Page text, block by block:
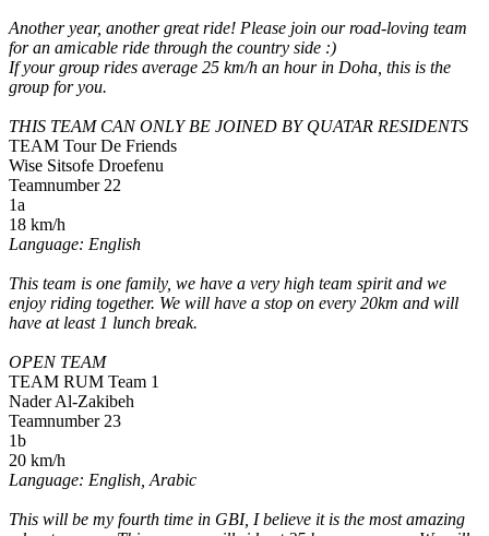
Another year, another great ride! Please join our road-loving team
for an amicable ride through the country side :)
If your group rides average 25 km/h an hour in Doha, this is the
group for you.
THIS TEAM CAN ONLY BE JOINED BY QUATAR RESIDENTS
TEAM Tour De Friends
Wise Sitsofe Droefenu
Teamnumber 22
1a
18 km/h
Language: English
This team is one family, we have a very high team spirit and we
enjoy riding together. We will have a stop on every 20km and will
have at least 1 lunch break.
OPEN TEAM
TEAM RUM Team 1
Nader Al-Zakibeh
Teamnumber 23
1b
20 km/h
Language: English, Arabic
This will be my fourth time in GBI, I believe it is the most amazing